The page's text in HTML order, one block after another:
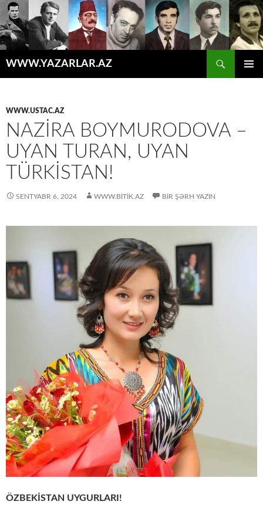
WWW.YAZARLAR.AZ
WWW.USTAC.AZ
NAZIRA BOYMURODOVA –
UYAN TURAN, UYAN
TÜRKİSTAN!
SENTYABR 6, 2024 WWW.BITIK.AZ BIR ŞƏRH YAZIN
ÖZBEKİSTAN UYGURLARI!